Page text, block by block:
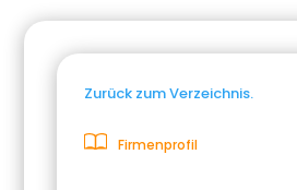
Zurück zum Verzeichnis.
Firmenprofil